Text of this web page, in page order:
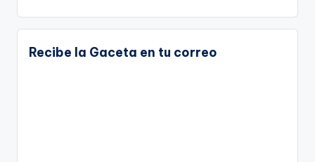
Recibe la Gaceta en tu correo